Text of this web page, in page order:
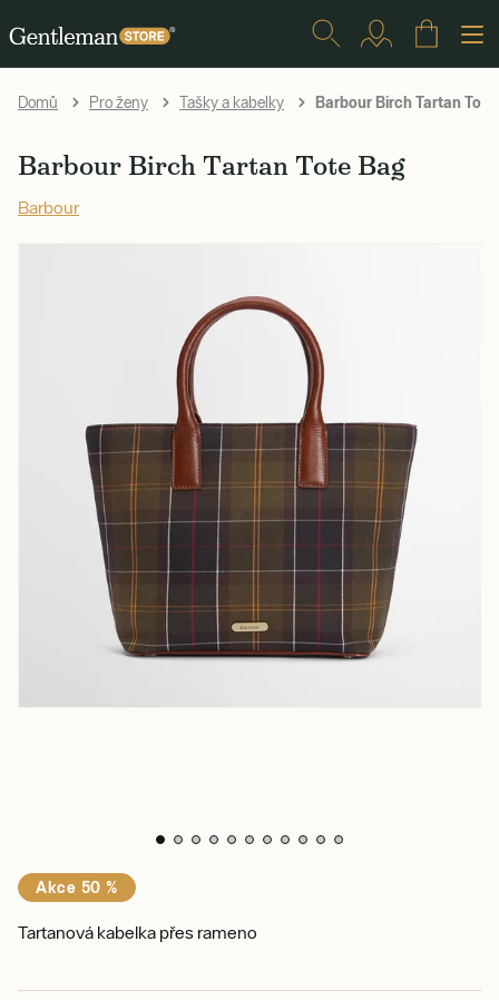
Domů Pro ženy Tašky a kabelky Barbour Birch Tartan Tote
Barbour Birch Tartan Tote Bag
Barbour
Akce 50 %
Tartanová kabelka přes rameno